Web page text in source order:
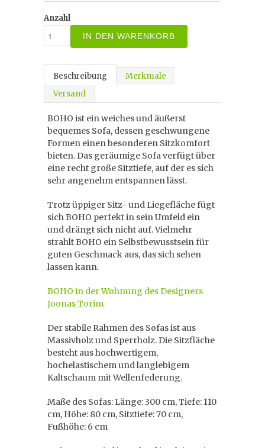
Anzahl
IN DEN WARENKORB
Beschreibung
Merkmale
Versand
BOHO ist ein weiches und äußerst
bequemes Sofa, dessen geschwungene
Formen einen besonderen Sitzkomfort
bieten. Das geräumige Sofa verfügt über
eine recht große Sitztiefe, auf der es sich
sehr angenehm entspannen lässt.
Trotz üppiger Sitz- und Liegefläche fügt
sich BOHO perfekt in sein Umfeld ein
und drängt sich nicht auf. Vielmehr
strahlt BOHO ein Selbstbewusstsein für
guten Geschmack aus, das sich sehen
lassen kann.
BOHO in der Wohnung des Designers
Joonas Torim
Der stabile Rahmen des Sofas ist aus
Massivholz und Sperrholz. Die Sitzfläche
besteht aus hochwertigem,
hochelastischem und langlebigem
Kaltschaum mit Wellenfederung.
Maße des Sofas: Länge: 300 cm, Tiefe: 110
cm, Höhe: 80 cm, Sitztiefe: 70 cm,
Fußhöhe: 6 cm